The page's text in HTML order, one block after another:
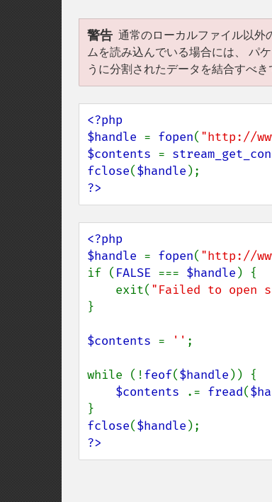
警告 通常のローカルファイル以外
ムを読み込んでいる場合には、 パ
うに分割されたデータを結合すべき
<?php
$handle = fopen( "http://
$contents =
fclose($handle
?>
<?php
$handle = fopen( "http://
if ( FALSE === $handle ) {
    exit(
"Failed to open
}
$contents = '' ;
while (!feof($handle )) {
$contents
.= fread(
fclose($handle
?>